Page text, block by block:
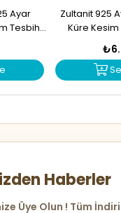
Ayar
Tesbih -
Zultanit 925
Küre
Haberler
Üye Olun ! Tüm